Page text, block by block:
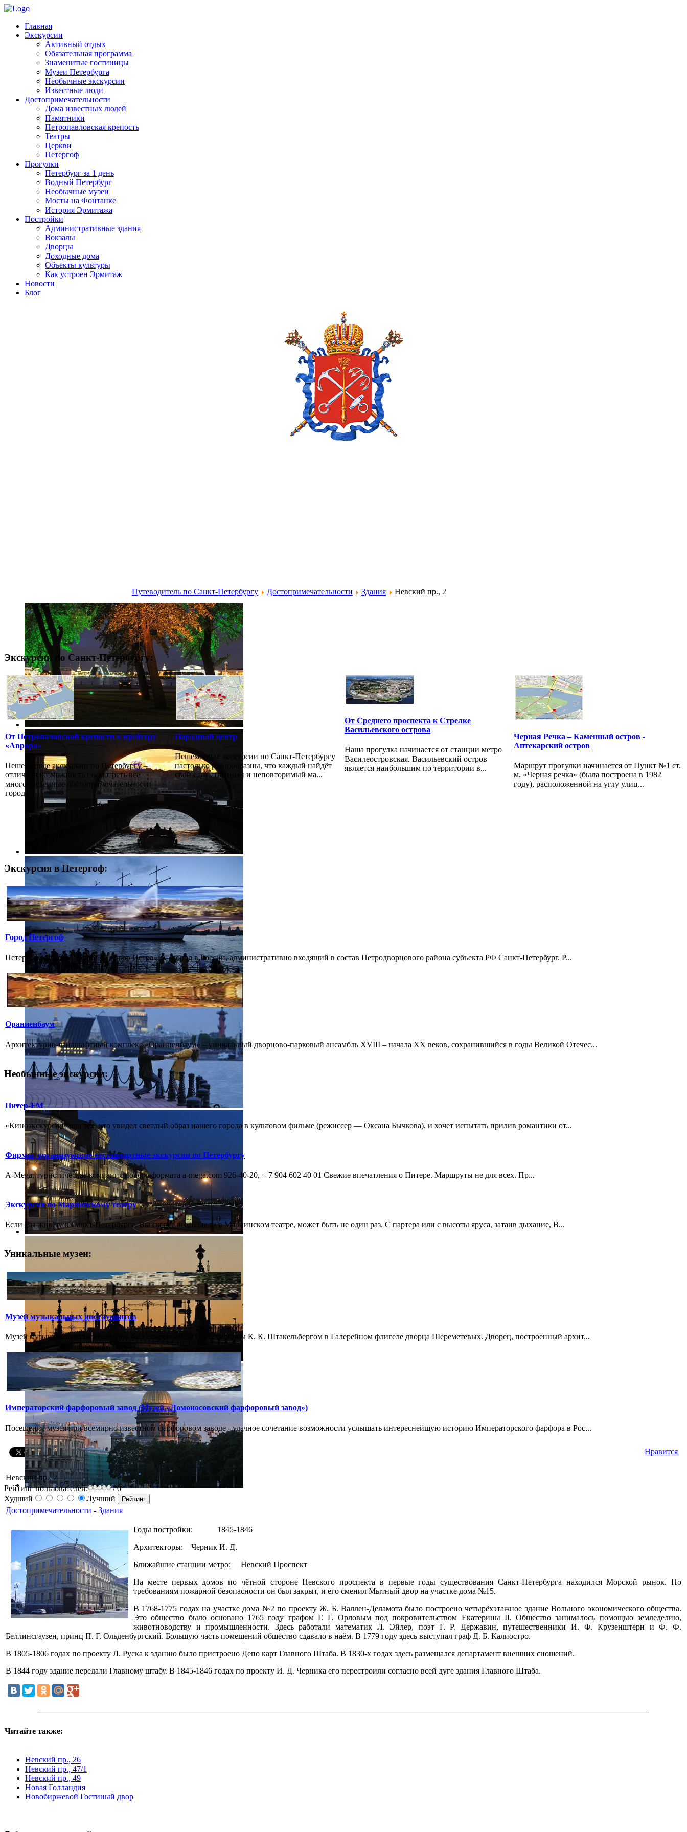
Главная
Экскурсии
Активный отдых
Обязательная программа
Знаменитые гостиницы
Музеи Петербурга
Необычные экскурсии
Известные люди
Достопримечательности
Дома известных людей
Памятники
Петропавловская крепость
Театры
Церкви
Петергоф
Прогулки
Петербург за 1 день
Водный Петербург
Необычные музеи
Мосты на Фонтанке
История Эрмитажа
Постройки
Административные здания
Вокзалы
Дворцы
Доходные дома
Объекты культуры
Как устроен Эрмитаж
Новости
Блог
Путеводитель по Санкт-Петербургу Достопримечательности Здания Невский пр., 2
Экскурсии по Санкт-Петербургу:
От Петропаловской крепости к крейсеру
«Аврора»
Пешеходные экскурсии по Петербургу –
отличная возможность посмотреть все
многочисленные достопримечательности
города. ...
Парадный центр
Пешеходные экскурсии по Санкт-Петербургу
настолько разнообразны, что каждый найдёт
свой единственный и неповторимый ма...
От Среднего проспекта к Стрелке
Васильевского острова
Наша прогулка начинается от станции метро
Василеостровская. Васильевский остров
является наибольшим по территории в...
Черная Речка – Каменный остров -
Аптекарский остров
Маршрут прогулки начинается от Пункт №1 ст.
м. «Черная речка» (была построена в 1982
году), расположенной на углу улиц...
Экскурсия в Петергоф:
Город Петергоф
Петергоф (от нем. Peterhof — «двор Петра») — город в России, административно входящий в состав Петродворцового района субъекта РФ Санкт-Петербург. Р...
Ораниенбаум
Архитектурно-ландшафтный комплекс «Ораниенбаум» – уникальный дворцово-парковый ансамбль XVIII – начала XX веков, сохранившийся в годы Великой Отечес...
Необычные экскурсии:
Питер-FM
«Киноэкскурсия» для тех, кто увидел светлый образ нашего города в культовом фильме (режиссер — Оксана Бычкова), и хочет испытать прилив романтики от...
Фирмы, организующие нестандартные экскурсии по Петербургу
А-Mega, туристическая компания нового формата a-mega.com 926-40-20, + 7 904 602 40 01 Свежие впечатления о Питере. Маршруты не для всех. Пр...
Экскурсия по Мариинскому театру
Если Вы живёте в Санкт-Петербурге, Вы скорее всего были в Мариинском театре, может быть не один раз. С партера или с высоты яруса, затаив дыхание, В...
Уникальные музеи:
Музей музыкальных инструментов
Музей музыкальных инструментов был открыт в 1900 году бароном К. К. Штакельбергом в Галерейном флигеле дворца Шереметевых. Дворец, построенный архит...
Императорский фарфоровый завод (Музей «Ломоносовский фарфоровый завод»)
Посещение музея при всемирно известном фарфоровом заводе - удачное сочетание возможности услышать интереснейшую историю Императорского фарфора в Рос...
Нравится
Невский пр., 2
Рейтинг пользователей:
/ 0
Худший
Лучший
Достопримечательности - Здания
Годы постройки: 1845-1846
Архитекторы: Черник И. Д.
Ближайшие станции метро: Невский Проспект
На месте первых домов по чётной стороне Невского проспекта в первые годы существования Санкт-Петербурга находился Морской рынок. По
требованиям пожарной безопасности он был закрыт, и его сменил Мытный двор на участке дома №15.
В 1768-1775 годах на участке дома №2 по проекту Ж. Б. Валлен-Деламота было построено четырёхэтажное здание Вольного экономического общества.
Это общество было основано 1765 году графом Г. Г. Орловым под покровительством Екатерины II. Общество занималось помощью земледелию,
животноводству и промышленности. Здесь работали математик Л. Эйлер, поэт Г. Р. Державин, путешественники И. Ф. Крузенштерн и Ф. Ф.
Беллинсгаузен, принц П. Г. Ольденбургский. Большую часть помещений общество сдавало в наём. В 1779 году здесь выступал граф Д. Б. Калиостро.
В 1805-1806 годах по проекту Л. Руска к зданию было пристроено Депо карт Главного Штаба. В 1830-х годах здесь размещался департамент внешних сношений.
В 1844 году здание передали Главному штабу. В 1845-1846 годах по проекту И. Д. Черника его перестроили согласно всей дуге здания Главного Штаба.
Читайте также:
Невский пр., 26
Невский пр., 47/1
Невский пр., 49
Новая Голландия
Новобиржевой Гостиный двор